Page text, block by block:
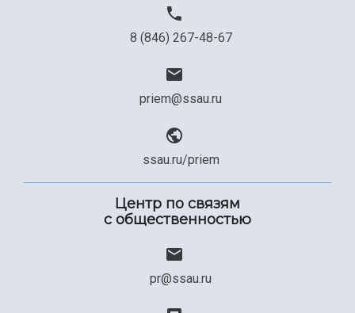
8 (846) 267-48-67
priem@ssau.ru
ssau.ru/priem
Центр по связям
с общественностью
pr@ssau.ru